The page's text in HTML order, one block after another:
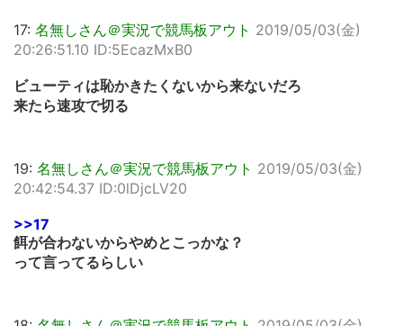
17: 名無しさん＠実況で競馬板アウト 2019/05/03(金)
20:26:51.10 ID:5EcazMxB0
ビューティは恥かきたくないから来ないだろ
来たら速攻で切る
19: 名無しさん＠実況で競馬板アウト 2019/05/03(金)
20:42:54.37 ID:0lDjcLV20
>>17
餌が合わないからやめとこっかな？
って言ってるらしい